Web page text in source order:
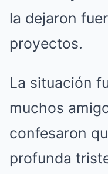
la dejaron
proyectos.
La situación
muchos
confesaron
profunda